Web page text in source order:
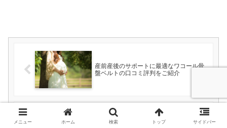
産前産後のサポートに最適なワコール骨
盤ベルトの口コミ評判をご紹介
サマーインファントスワドルミーが使い
メニュー ホーム 検索 トップ サイドバー